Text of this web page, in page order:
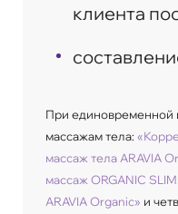
клиента
При единовременной
массажам тела:
массаж тела ARAVIA
массаж ORGANIC
ARAVIA Organic» и